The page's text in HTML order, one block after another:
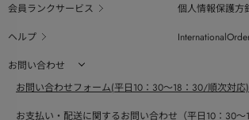
会員ランクサービス
個人情報保護方
ヘルプ
お問い合わせ
お問い合わせフォーム(平日10：30～18：30/順次対応)
お支払い・配送に関するお問い合わせ（平日10：30～